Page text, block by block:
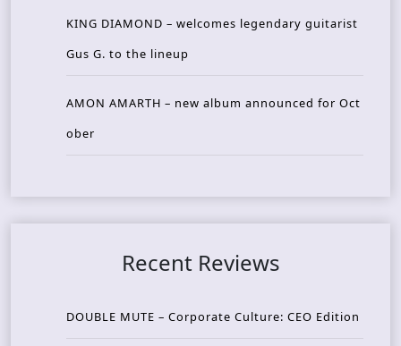
KING DIAMOND – welcomes legendary guitarist
Gus G. to the lineup
AMON AMARTH – new album announced for Oct
ober
Recent Reviews
DOUBLE MUTE – Corporate Culture: CEO Edition